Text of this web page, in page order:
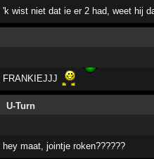
'k wist niet dat ie er 2 had, weet hij
FRANKIEJJJ
U-Turn
hey maat, jointje roken??????